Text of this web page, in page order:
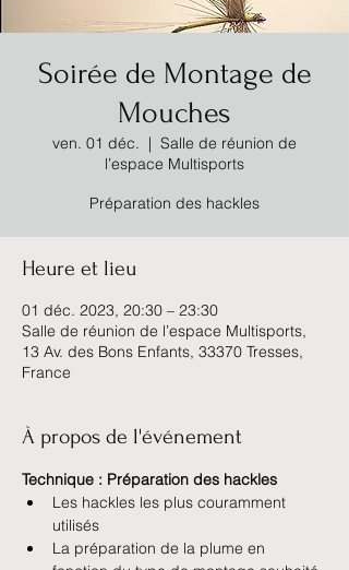
Soirée de Montage de
Mouches
ven. 01 déc.
  |
Salle de réunion de
l’espace Multisports
Préparation des hackles
Heure et lieu
01 déc. 2023, 20:30 – 23:30
Salle de réunion de l’espace Multisports,
13 Av. des Bons Enfants, 33370 Tresses,
France
À propos de l'événement
Technique : Préparation des hackles
Les hackles les plus couramment
utilisés
La préparation de la plume en